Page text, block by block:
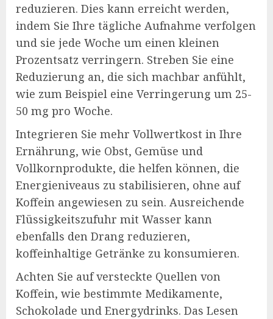
reduzieren. Dies kann erreicht werden,
indem Sie Ihre tägliche Aufnahme verfolgen
und sie jede Woche um einen kleinen
Prozentsatz verringern. Streben Sie eine
Reduzierung an, die sich machbar anfühlt,
wie zum Beispiel eine Verringerung um 25-
50 mg pro Woche.
Integrieren Sie mehr Vollwertkost in Ihre
Ernährung, wie Obst, Gemüse und
Vollkornprodukte, die helfen können, die
Energieniveaus zu stabilisieren, ohne auf
Koffein angewiesen zu sein. Ausreichende
Flüssigkeitszufuhr mit Wasser kann
ebenfalls den Drang reduzieren,
koffeinhaltige Getränke zu konsumieren.
Achten Sie auf versteckte Quellen von
Koffein, wie bestimmte Medikamente,
Schokolade und Energydrinks. Das Lesen